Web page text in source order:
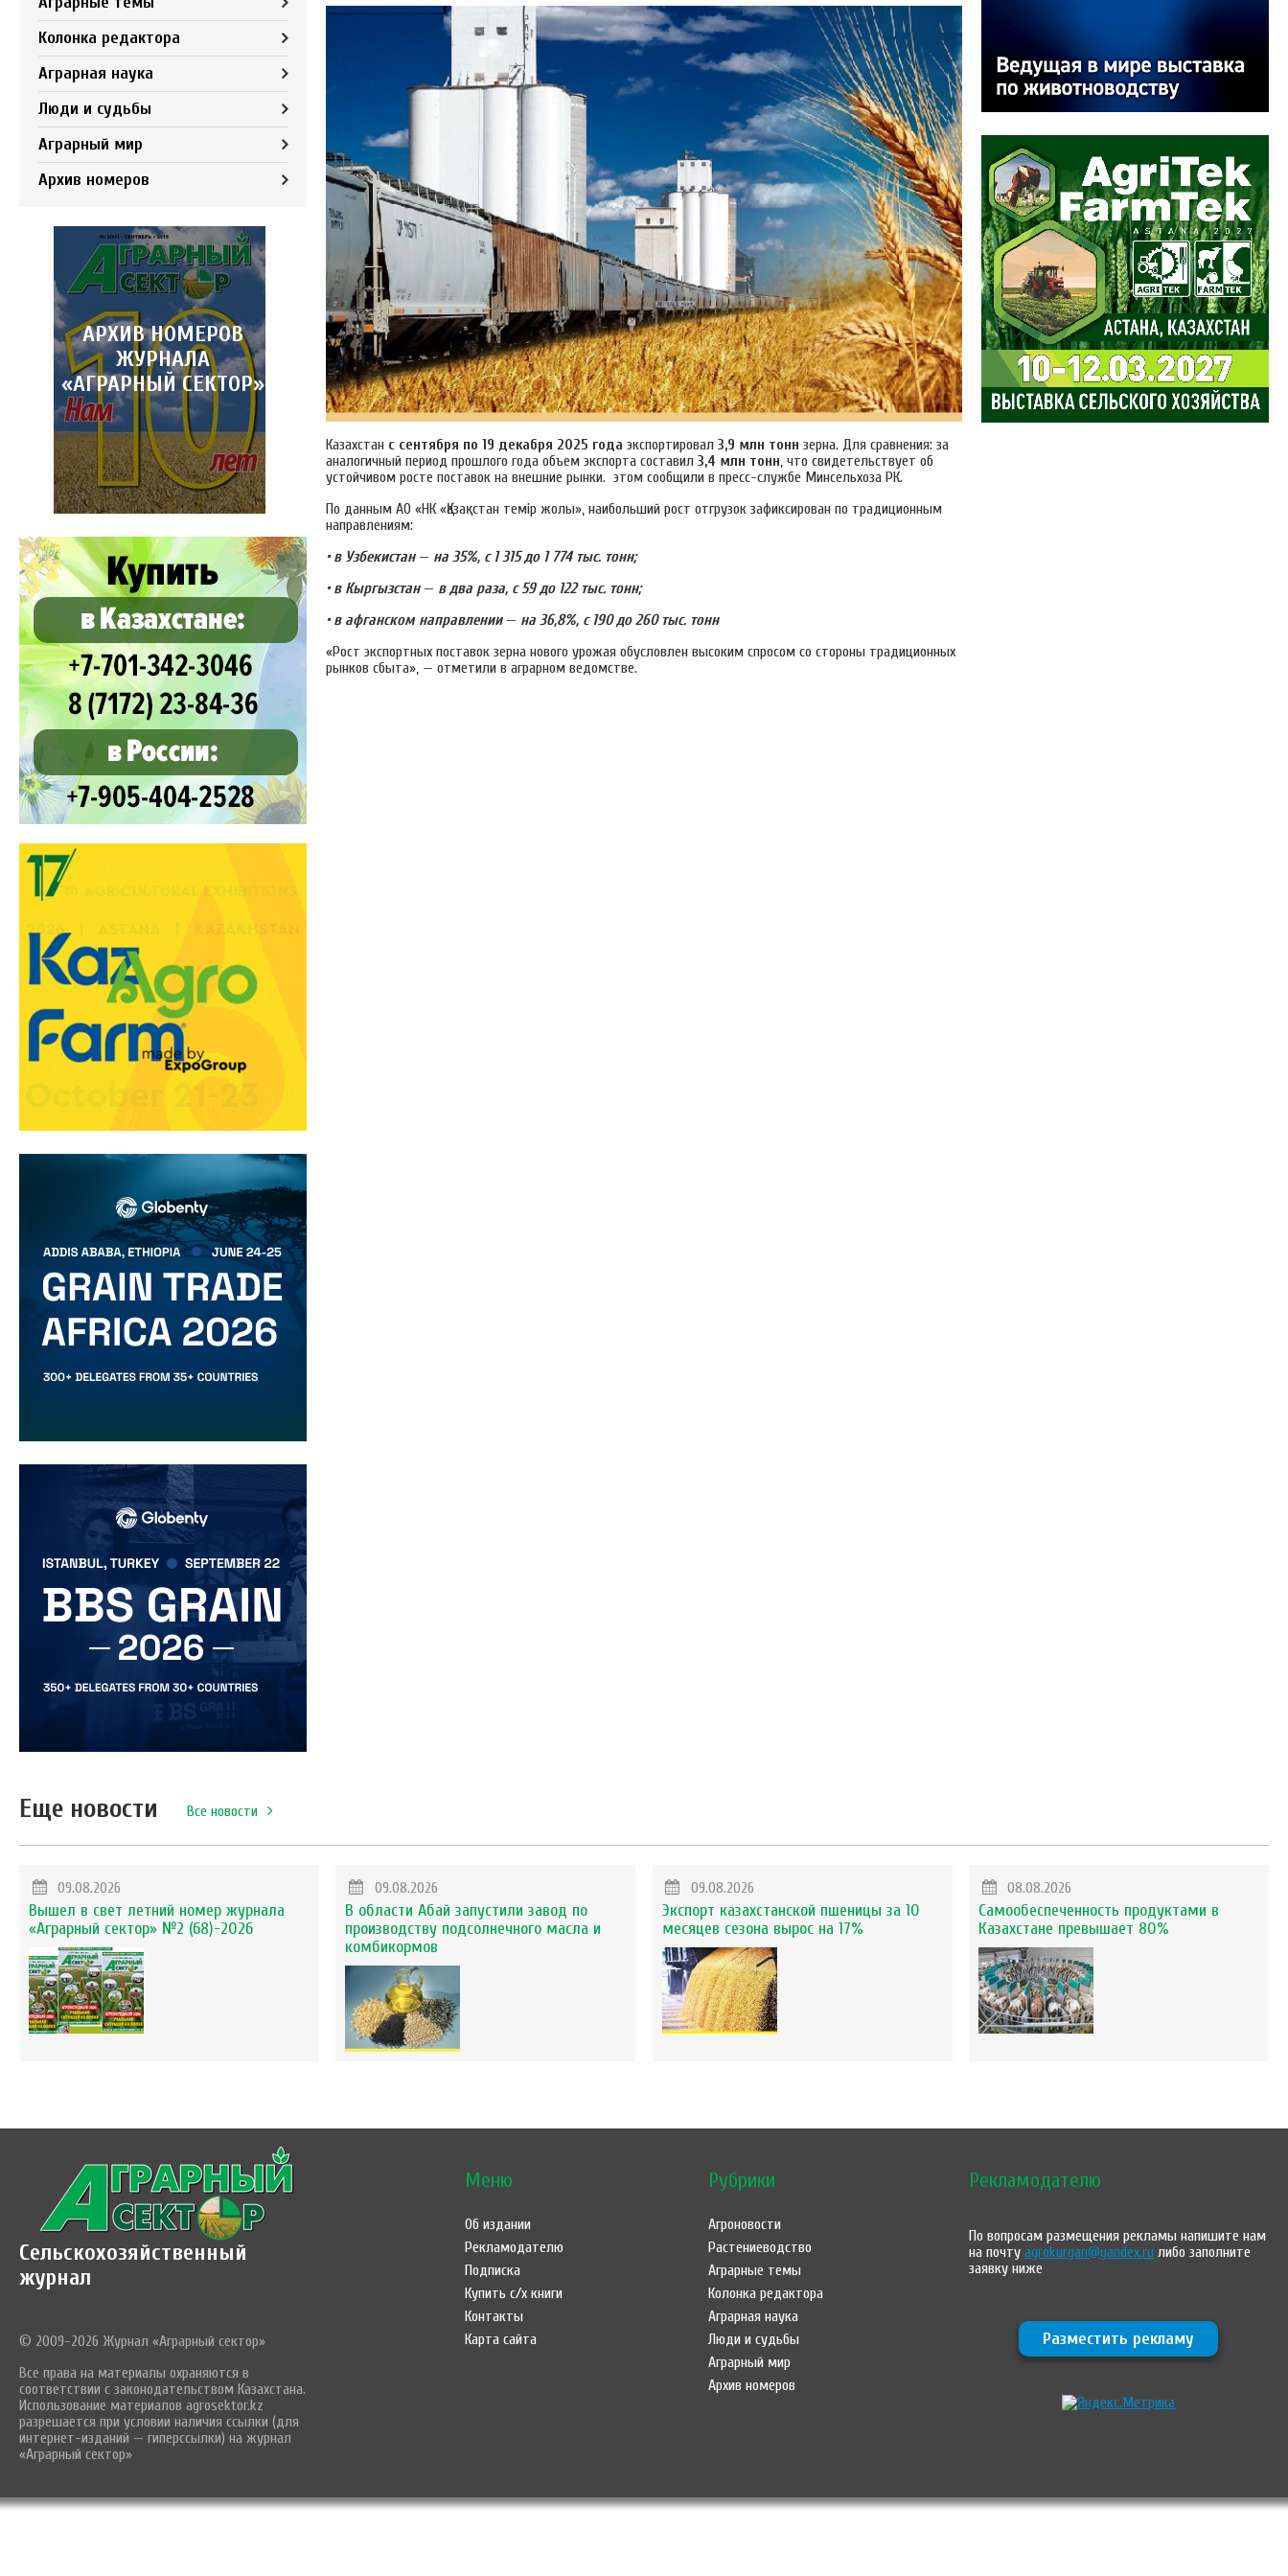
Колонка редактора
Аграрная наука
Люди и судьбы
Аграрный мир
Архив номеров
АРХИВ НОМЕРОВ
ЖУРНАЛА
«АГРАРНЫЙ СЕКТОР»
Казахстан с сентября по 19 декабря 2025 года экспортировал 3,9 млн тонн зерна. Для сравнения: за
аналогичный период прошлого года объем экспорта составил 3,4 млн тонн, что свидетельствует об
устойчивом росте поставок на внешние рынки. этом сообщили в пресс-службе Минсельхоза РК.
По данным АО «НК «Қазақстан темір жолы», наибольший рост отгрузок зафиксирован по традиционным
направлениям:
• в Узбекистан — на 35%, с 1 315 до 1 774 тыс. тонн;
• в Кыргызстан — в два раза, с 59 до 122 тыс. тонн;
• в афганском направлении — на 36,8%, с 190 до 260 тыс. тонн
«Рост экспортных поставок зерна нового урожая обусловлен высоким спросом со стороны традиционных
рынков сбыта», — отметили в аграрном ведомстве.
Еще новости Все новости
09.08.2026
Вышел в свет летний номер журнала
«Аграрный сектор» №2 (68)-2026
09.08.2026
В области Абай запустили завод по
производству подсолнечного масла и
комбикормов
09.08.2026
Экспорт казахстанской пшеницы за 10
месяцев сезона вырос на 17%
08.08.2026
Самообеспеченность продуктами в
Казахстане превышает 80%
Сельскохозяйственный
журнал
© 2009-2026 Журнал «Аграрный сектор»
Все права на материалы охраняются в
соответствии с законодательством Казахстана.
Использование материалов agrosektor.kz
разрешается при условии наличия ссылки (для
интернет-изданий — гиперссылки) на журнал
«Аграрный сектор»
Меню
Об издании
Рекламодателю
Подписка
Купить с/х книги
Контакты
Карта сайта
Рубрики
Агроновости
Растениеводство
Аграрные темы
Колонка редактора
Аграрная наука
Люди и судьбы
Аграрный мир
Архив номеров
Рекламодателю
По вопросам размещения рекламы напишите нам
на почтуagrokurgan@yandex.ru либо заполните
заявку ниже
Разместить рекламу